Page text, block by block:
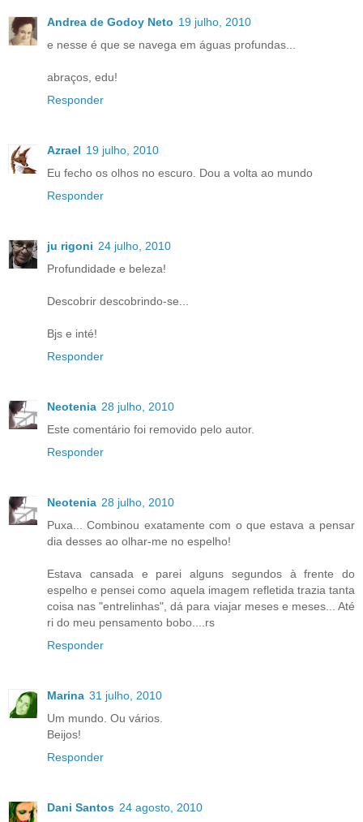
Andrea de Godoy Neto 19 julho, 2010
e nesse é que se navega em águas profundas...
abraços, edu!
Responder
Azrael 19 julho, 2010
Eu fecho os olhos no escuro. Dou a volta ao mundo
Responder
ju rigoni 24 julho, 2010
Profundidade e beleza!
Descobrir descobrindo-se...
Bjs e inté!
Responder
Neotenia 28 julho, 2010
Este comentário foi removido pelo autor.
Responder
Neotenia 28 julho, 2010
Puxa... Combinou exatamente com o que estava a pensar
dia desses ao olhar-me no espelho!
Estava cansada e parei alguns segundos à frente do
espelho e pensei como aquela imagem refletida trazia tanta
coisa nas "entrelinhas", dá para viajar meses e meses... Até
ri do meu pensamento bobo....rs
Responder
Marina 31 julho, 2010
Um mundo. Ou vários.
Beijos!
Responder
Dani Santos 24 agosto, 2010